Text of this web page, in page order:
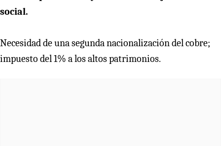
social.
Necesidad de una segunda nacionalización del cobre;
impuesto del 1% a los altos patrimonios.